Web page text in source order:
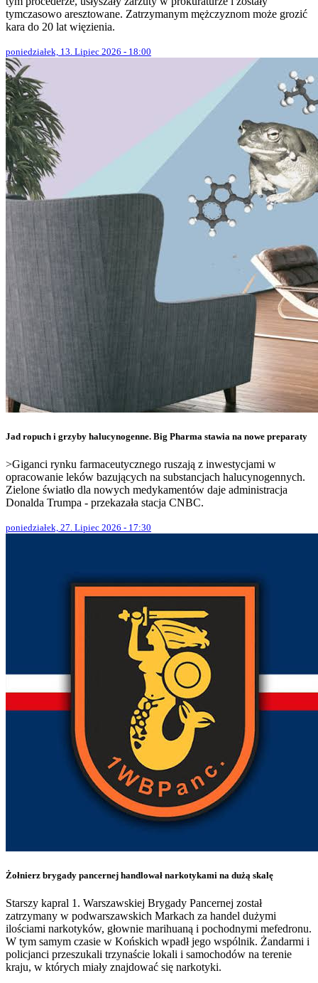
tymczasowo aresztowane. Zatrzymanym mężczyznom może grozić
kara do 20 lat więzienia.
poniedziałek, 13. Lipiec 2026 - 18:00
Jad ropuch i grzyby halucynogenne. Big Pharma stawia na nowe preparaty
>Giganci rynku farmaceutycznego ruszają z inwestycjami w
opracowanie leków bazujących na substancjach halucynogennych.
Zielone światło dla nowych medykamentów daje administracja
Donalda Trumpa - przekazała stacja CNBC.
poniedziałek, 27. Lipiec 2026 - 17:30
Żołnierz brygady pancernej handlował narkotykami na dużą skalę
Starszy kapral 1. Warszawskiej Brygady Pancernej został
zatrzymany w podwarszawskich Markach za handel dużymi
ilościami narkotyków, głownie marihuaną i pochodnymi mefedronu.
W tym samym czasie w Końskich wpadł jego wspólnik. Żandarmi i
policjanci przeszukali trzynaście lokali i samochodów na terenie
kraju, w których miały znajdować się narkotyki.